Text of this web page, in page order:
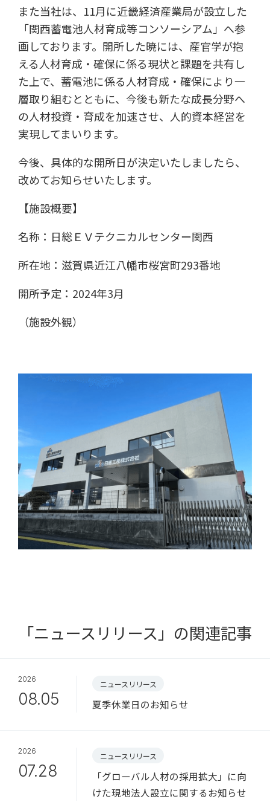
また当社は、11月に近畿経済産業局が設立した
「関西蓄電池人材育成等コンソーシアム」へ参
画しております。開所した暁には、産官学が抱
える人材育成・確保に係る現状と課題を共有し
た上で、蓄電池に係る人材育成・確保により一
層取り組むとともに、今後も新たな成長分野へ
の人材投資・育成を加速させ、人的資本経営を
実現してまいります。
今後、具体的な開所日が決定いたしましたら、
改めてお知らせいたします。
【施設概要】
名称：日総ＥＶテクニカルセンター関西
所在地：滋賀県近江八幡市桜宮町293番地
開所予定：2024年3月
（施設外観）
「ニュースリリース」の関連記事
2026
08.05
ニュースリリース
夏季休業日のお知らせ
2026
07.28
ニュースリリース
「グローバル人材の採用拡大」に向
けた現地法人設立に関するお知らせ